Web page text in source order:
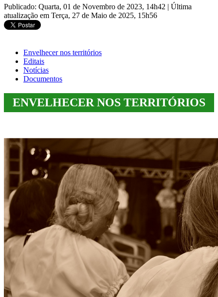
Publicado: Quarta, 01 de Novembro de 2023, 14h42 | Última
atualização em Terça, 27 de Maio de 2025, 15h56
Envelhecer nos territórios
Editais
Notícias
Documentos
ENVELHECER NOS TERRITÓRIOS